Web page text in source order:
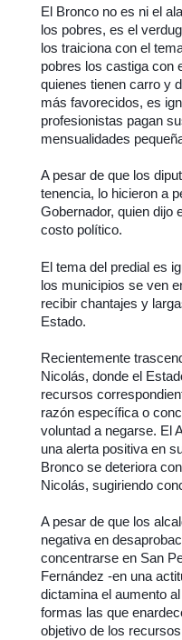
El Bronco no es ni el
los pobres, es el
los traiciona con el
pobres los castiga con
quienes tienen carro y
más favorecidos, es
profesionistas pagan
mensualidades
A pesar de que los
tenencia, lo hicieron a
Gobernador, quien dijo
costo político.
El tema del predial es
los municipios se ven
recibir chantajes y
Estado.
Recientemente
Nicolás, donde el
recursos
razón específica o
voluntad a negarse. El
una alerta positiva en
Bronco se deteriora
Nicolás, sugiriendo
A pesar de que los
negativa en
concentrarse en San
Fernández -en una
dictamina el aumento
formas las que
objetivo de los